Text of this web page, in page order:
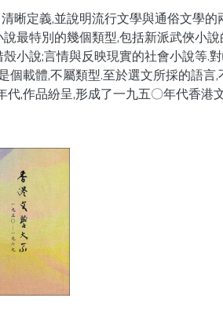
晰定義,並說明流行文學與通俗文學
最特別的幾個類型,包括新派武俠小
小說;言情與反映現實的社會小說等.
個載體,不屬類型.至於選文所採的語
代,作品紛呈,形成了一九五〇年代香港